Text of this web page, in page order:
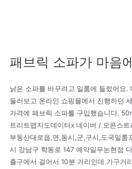
패브릭 소파가 마음
낡은 소파를 바꾸려고 일룸에 들렀어요.
둘러보고 온라인 쇼핑몰에서 진행하던
가격에 패브릭 소파를 구입했습니다.
트리트맵지도데이터x 네이버 / 오픈스
부동산대로읍,면,동시,군,구시,도국일룸
시 강남구 학동로 147 예약일무논현점
출구에서 걸어서 10분 거리인데 가구거